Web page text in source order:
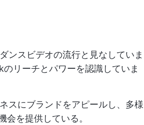
ンスビデオの流行と見なしていま
リーチとパワーを認識していま
スにブランドをアピールし、多様
を提供している。